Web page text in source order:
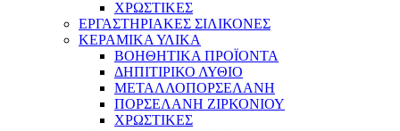
ΧΡΩΣΤΙΚΕΣ
ΕΡΓΑΣΤΗΡΙΑΚΕΣ ΣΙΛΙΚΟΝΕΣ
ΚΕΡΑΜΙΚΑ ΥΛΙΚΑ
ΒΟΗΘΗΤΙΚΑ ΠΡΟΪΟΝΤΑ
ΔΗΠΙΤΙΡΙΚΟ ΛΥΘΙΟ
ΜΕΤΑΛΛΟΠΟΡΣΕΛΑΝΗ
ΠΟΡΣΕΛΑΝΗ ΖΙΡΚΟΝΙΟΥ
ΧΡΩΣΤΙΚΕΣ